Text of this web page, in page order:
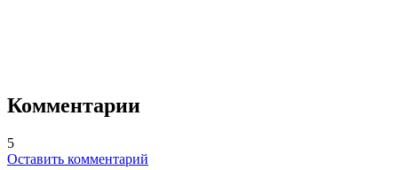
Комментарии
5
Оставить комментарий